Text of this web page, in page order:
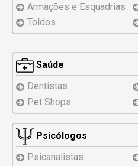
Armações e Esquadrias
Toldos
Saúde
Dentistas
Pet Shops
Psicólogos
Psicanalistas